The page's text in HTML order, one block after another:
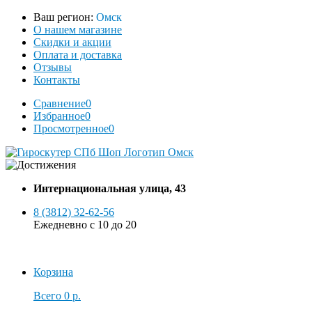
Ваш регион: Омск
О нашем магазине
Скидки и акции
Оплата и доставка
Отзывы
Контакты
Сравнение0
Избранное0
Просмотренное0
Интернациональная улица, 43
8 (3812) 32-62-56
Ежедневно с 10 до 20
Корзина
Всего 0 р.